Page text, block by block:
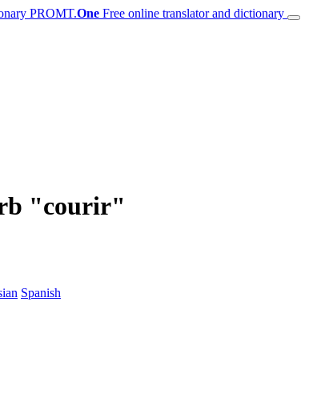
PROMT.One Free online translator and dictionary
"courir"
Spanish